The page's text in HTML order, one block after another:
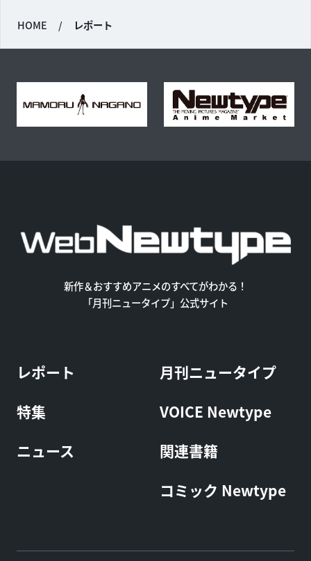
HOME / レポート
新作＆おすすめアニメのすべてがわかる！
「月刊ニュータイプ」公式サイト
レポート
特集
ニュース
月刊ニュータイプ
VOICE Newtype
関連書籍
コミック Newtype